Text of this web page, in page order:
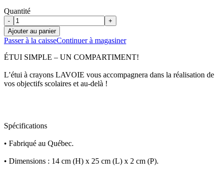
Quantité
-
+
Ajouter au panier
Passer à la caisseContinuer à magasiner
ÉTUI SIMPLE – UN COMPARTIMENT!
L’étui à crayons LAVOIE vous accompagnera dans la réalisation de
vos objectifs scolaires et au-delà !
Spécifications
• Fabriqué au Québec.
• Dimensions : 14 cm (H) x 25 cm (L) x 2 cm (P).